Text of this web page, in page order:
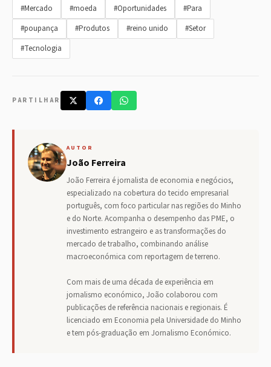
#Mercado
#moeda #Oportunidades
#Para
#poupança
#Produtos #reino unido
#Setor
#Tecnologia
PARTILHAR
AUTOR
João Ferreira
João Ferreira é jornalista de economia e negócios,
especializado na cobertura do tecido empresarial
português, com foco particular nas regiões do Minho
e do Norte. Acompanha o desempenho das PME, o
investimento estrangeiro e as transformações do
mercado de trabalho, combinando análise
macroeconómica com reportagem de terreno.
Com mais de uma década de experiência em
jornalismo económico, João colaborou com
publicações de referência nacionais e regionais. É
licenciado em Economia pela Universidade do Minho
e tem pós-graduação em Jornalismo Económico.